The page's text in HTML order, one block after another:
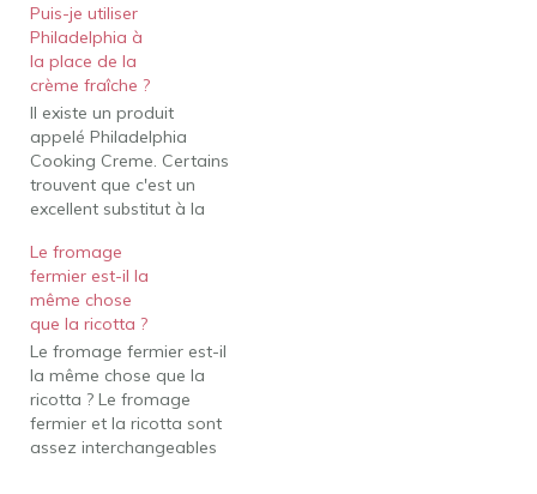
fraîche, mais est fait avec
du lait au lieu de la
crème pour une faible
teneur en matières
grasses. Il a également
une saveur plus
acidulée…
Puis-je utiliser
Philadelphia à
la place de la
crème fraîche ?
Il existe un produit
appelé Philadelphia
Cooking Creme. Certains
trouvent que c'est un
excellent substitut à la
se sépare pas à des
températures élevées. Or,
Puis-je utiliser du
mascarpone à la place
de la crème fraîche ?
Autres substituts de
crème fraîche La crème
sure…
Le fromage
fermier est-il la
même chose
que la ricotta ?
Le fromage fermier est-il
la même chose que la
ricotta ? Le fromage
fermier et la ricotta sont
assez interchangeables